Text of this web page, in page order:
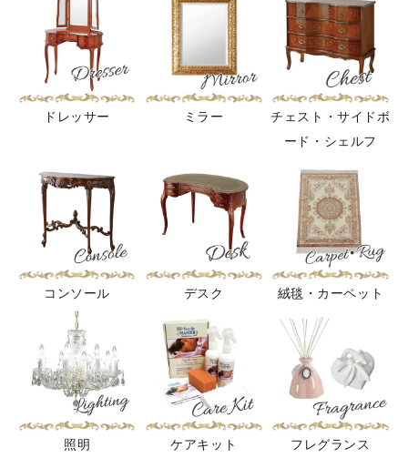
ドレッサー ミラー
チェスト・サイドボ
ード・シェルフ
コンソール デスク 絨毯・カーペット
照明 ケアキット フレグランス